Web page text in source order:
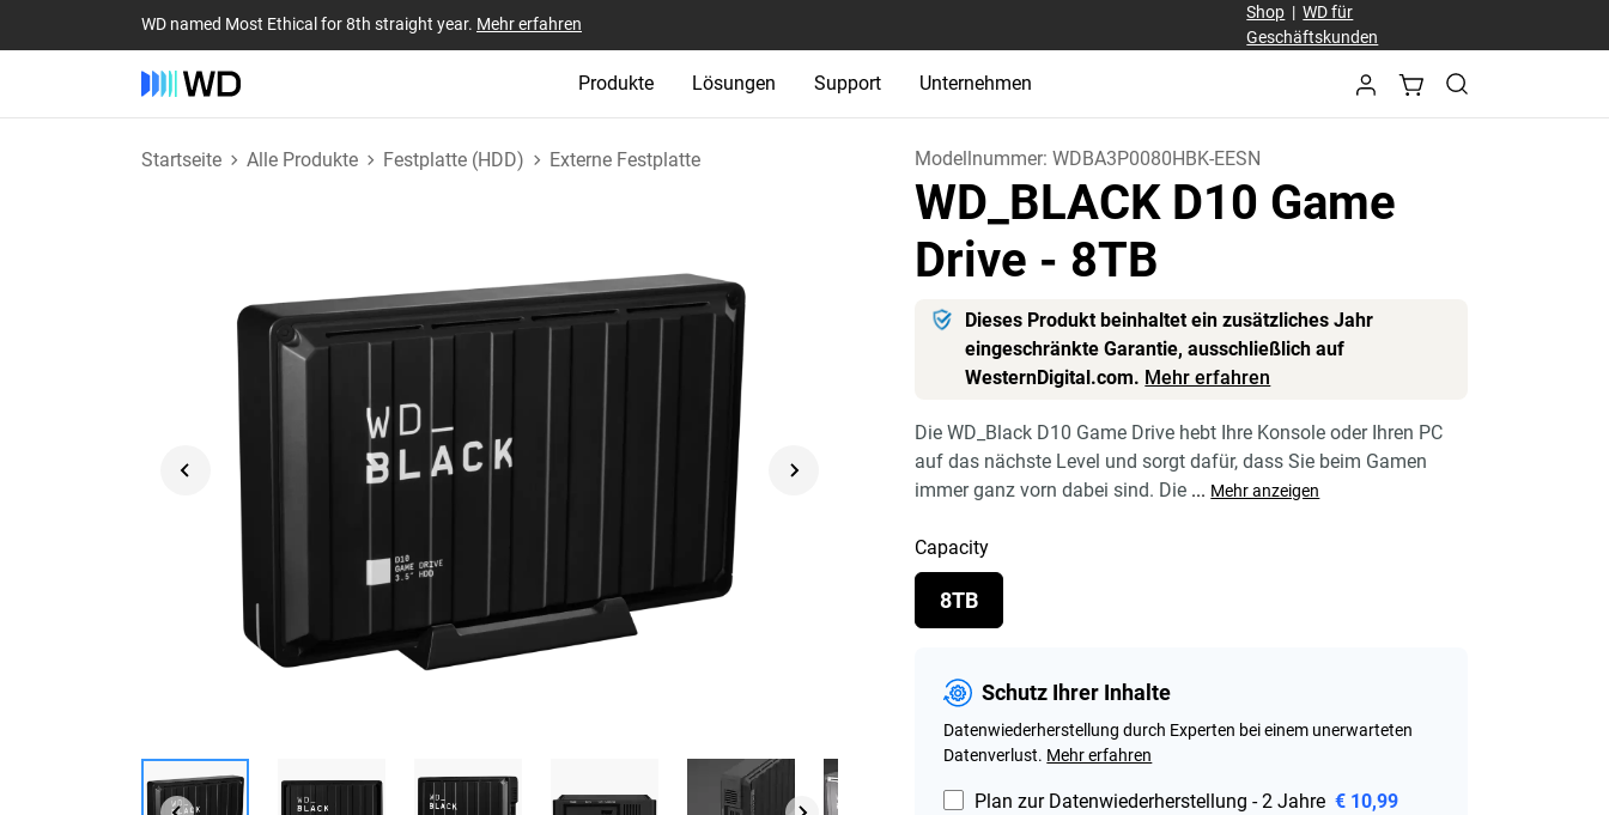
WD named Most Ethical for 8th straight year. Mehr erfahren
Shop |WD für
Geschäftskunden
Produkte Lösungen Support Unternehmen
Startseite Alle Produkte Festplatte (HDD) Externe Festplatte Modellnummer:WDBA3P0080HBK-EESN
WD_BLACK D10 Game
Drive - 8TB
Dieses Produkt beinhaltet ein zusätzliches Jahr
eingeschränkte Garantie, ausschließlich auf
WesternDigital.com. Mehr erfahren
Die WD_Black D10 Game Drive hebt Ihre Konsole oder Ihren PC
auf das nächste Level und sorgt dafür, dass Sie beim Gamen
immer ganz vorn dabei sind. Die ... Mehr anzeigen
Capacity
8TB
Schutz Ihrer Inhalte
Datenwiederherstellung durch Experten bei einem unerwarteten
Datenverlust. Mehr erfahren
Plan zur Datenwiederherstellung - 2 Jahre € 10,99